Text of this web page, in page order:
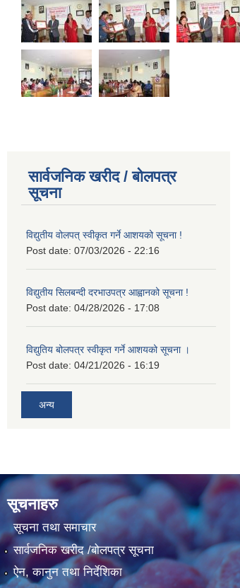
सार्वजनिक खरीद / बोलपत्र
सूचना
विद्युतीय वोलपत् स्वीकृत गर्ने आशयको सूचना !
Post date: 07/03/2026 - 22:16
विद्युतीय सिलबन्दी दरभाउपत्र आह्वानको सूचना !
Post date: 04/28/2026 - 17:08
विद्युतिय बोलपत्र स्वीकृत गर्ने आशयको सूचना ।
Post date: 04/21/2026 - 16:19
अन्य
सूचनाहरु
सूचना तथा समाचार
सार्वजनिक खरीद /बोलपत्र सूचना
ऐन, कानुन तथा निर्देशिका